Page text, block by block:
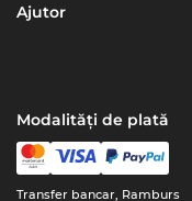
Ajutor
Modalități de plată
Transfer bancar, Ramburs